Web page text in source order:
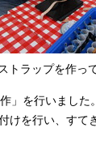
トラップを作っ
」を行いました。
けを行い、すて